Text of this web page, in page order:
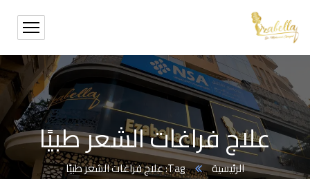
علاج فراغات الشعر طبيًا
الرئيسية Tag: علاج فراغات الشعر طبيًا